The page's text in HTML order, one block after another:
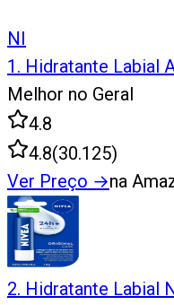
NI
1 . Hidratante Labial
Melhor no Geral
4.8
4.8(30.125)
Ver Preço →na
2. Hidratante Labial